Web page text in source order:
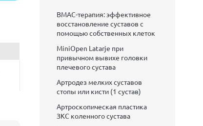
BMAC-терапия: эффективное
восстановление суставов с
помощью собственных клеток
MiniOpen Latarje при
привычном вывихе головки
плечевого сустава
Артродез мелких суставов
стопы или кисти (1 сустав)
Артроскопическая пластика
ЗКС коленного сустава